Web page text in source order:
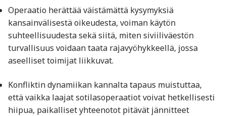
Operaatio herättää väistämättä kysymyksiä
kansainvälisestä oikeudesta, voiman käytön
suhteellisuudesta sekä siitä, miten siviiliväestön
turvallisuus voidaan taata rajavyöhykkeellä, jossa
aseelliset toimijat liikkuvat.
Konfliktin dynamiikan kannalta tapaus muistuttaa,
että vaikka laajat sotilasoperaatiot voivat hetkellisesti
hiipua, paikalliset yhteenotot pitävät jännitteet